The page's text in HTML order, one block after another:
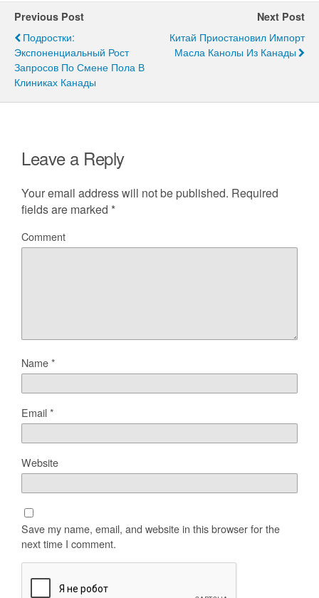
Previous Post
Подростки:
Экспоненциальный Рост
Запросов По Смене Пола В
Клиниках Канады
Next Post
Китай Приостановил Импорт
Масла Канолы Из Канады
Leave a Reply
Your email address will not be published. Required
fields are marked *
Comment
Name*
Email*
Website
Save my name, email, and website in this browser for the
next time I comment.